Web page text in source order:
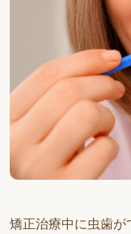
矯正治療中に虫歯が